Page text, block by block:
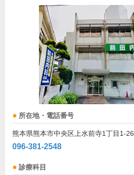
所在地・電話番号
熊本県熊本市中央区上水前寺1丁目1-26
096-381-2548
診療科目